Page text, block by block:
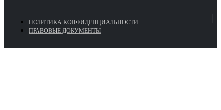
ПОЛИТИКА КОНФИДЕНЦИАЛЬНОСТИ
ПРАВОВЫЕ ДОКУМЕНТЫ